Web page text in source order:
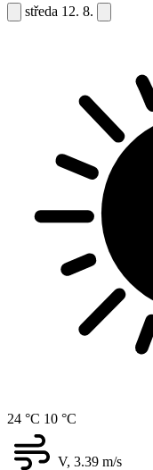
středa 12. 8.
24 °C 10 °C
V, 3.39 m/s